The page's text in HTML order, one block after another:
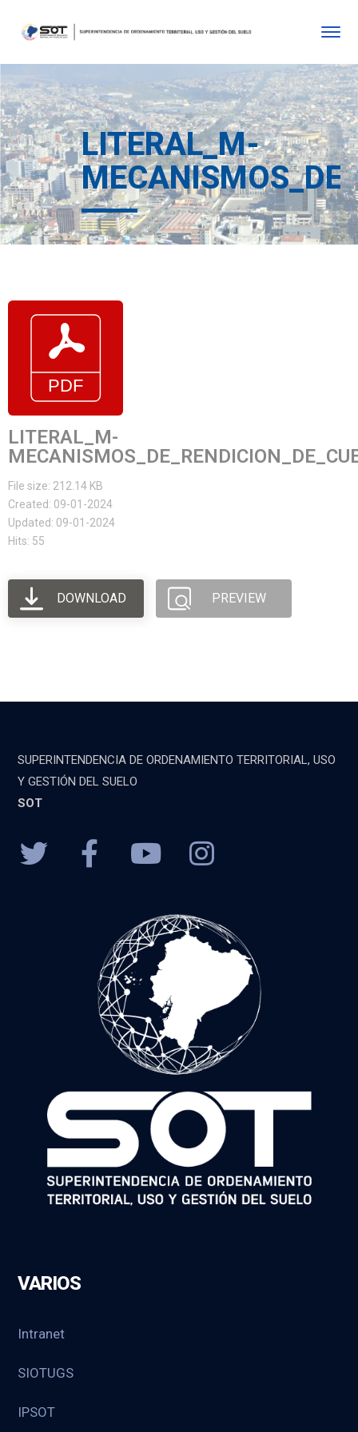
LITERAL_M-
LITERAL_M-
File size: 212.14 KB
Created: 09-01-2024
Updated: 09-01-2024
Hits: 55
DOWNLOAD PREVIEW
SUPERINTENDENCIA DE ORDENAMIENTO TERRITORIAL, USO
Y GESTIÓN DEL SUELO
SOT
VARIOS
Intranet
SIOTUGS
IPSOT